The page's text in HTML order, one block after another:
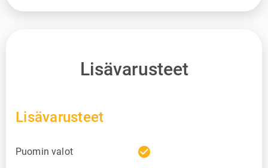
Lisävarusteet
Lisävarusteet
Puomin valot check_circle